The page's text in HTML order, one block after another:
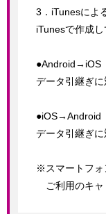
3．iTunesによ
iTunesで作成
●Android→iOS
データ引継ぎに
●iOS→Android
データ引継ぎに
※スマートフォ
ご利用のキャ